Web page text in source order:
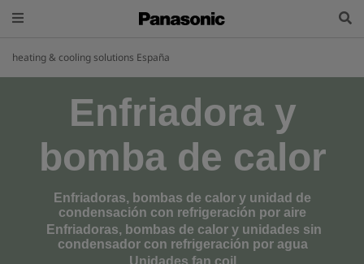
heating & cooling solutions España
Enfriadora y
bomba de calor
Enfriadoras, bombas de calor y unidad de
condensación con refrigeración por aire
Enfriadoras, bombas de calor y unidades sin
condensador con refrigeración por agua
Unidades fan coil